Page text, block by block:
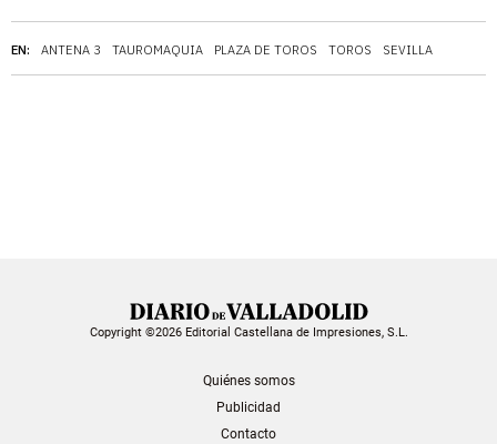
EN: ANTENA 3 TAUROMAQUIA PLAZA DE TOROS TOROS SEVILLA
Copyright ©2026 Editorial Castellana de Impresiones, S.L.
Quiénes somos
Publicidad
Contacto